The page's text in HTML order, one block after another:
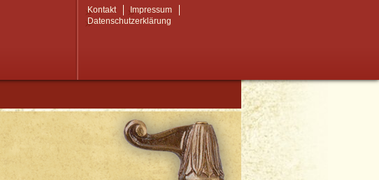
Kontakt
Impressum
Datenschutzerklärung